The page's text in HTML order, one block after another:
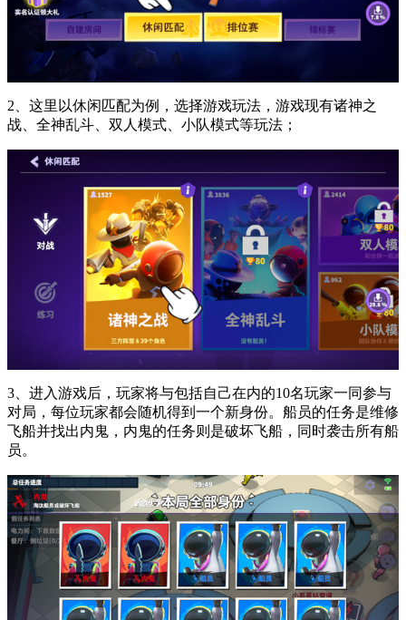
2、这里以休闲匹配为例，选择游戏玩法，游戏现有诸神之
战、全神乱斗、双人模式、小队模式等玩法；
3、进入游戏后，玩家将与包括自己在内的10名玩家一同参与
对局，每位玩家都会随机得到一个新身份。船员的任务是维修
飞船并找出内鬼，内鬼的任务则是破坏飞船，同时袭击所有船
员。